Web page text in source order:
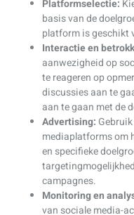
Platformselectie:
basis van de
platform is geschikt
Interactie en
aanwezigheid op
te reageren op
discussies aan te
aan te gaan met de
Advertising:
mediaplatforms om
en specifieke
campagnes.
Monitoring en
van sociale media-